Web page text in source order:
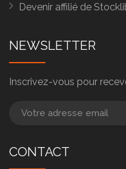
Devenir affilié de
NEWSLETTER
Inscrivez-vous pour
CONTACT